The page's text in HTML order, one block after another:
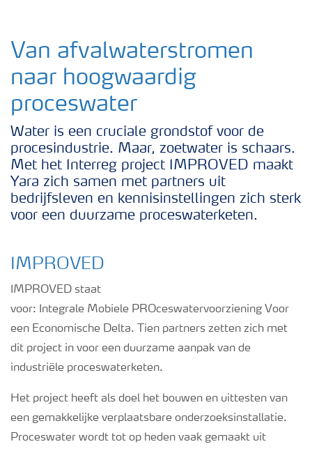
Veiligheidsregels
Van afvalwaterstromen
naar hoogwaardig
proceswater
Water is een cruciale grondstof voor de
procesindustrie. Maar, zoetwater is schaars.
Met het Interreg project IMPROVED maakt
Yara zich samen met partners uit
bedrijfsleven en kennisinstellingen zich sterk
voor een duurzame proceswaterketen.
IMPROVED
IMPROVED staat
voor: Integrale Mobiele PROceswatervoorziening Voor
een Economische Delta. Tien partners zetten zich met
dit project in voor een duurzame aanpak van de
industriële proceswaterketen.
Het project heeft als doel het bouwen en uittesten van
een gemakkelijke verplaatsbare onderzoeksinstallatie.
Proceswater wordt tot op heden vaak gemaakt uit